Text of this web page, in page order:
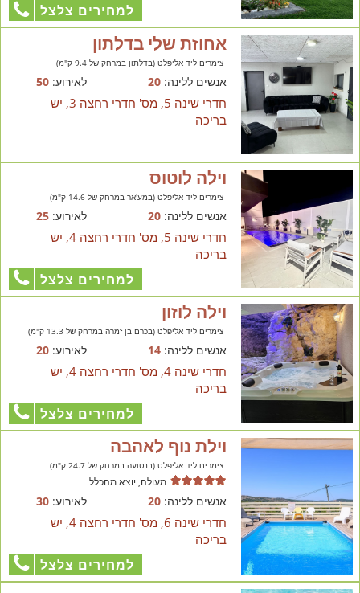
למחירים צלצל
אחוזת שלי בדלתון
צימרים ליד אליפלט (בדלתון במרחק של 9.4 ק"מ)
אנשים ללינה:20 לאירוע:50
חדרי שינה 5, מס' חדרי רחצה 3, יש
בריכה
וילה לוטוס
צימרים ליד אליפלט (במע'אר במרחק של 14.6 ק"מ)
אנשים ללינה:20 לאירוע:25
חדרי שינה 5, מס' חדרי רחצה 4, יש
בריכה
למחירים צלצל
וילה לוזון
צימרים ליד אליפלט (בכרם בן זמרה במרחק של 13.3 ק"מ)
אנשים ללינה:14 לאירוע:20
חדרי שינה 4, מס' חדרי רחצה 4, יש
בריכה
למחירים צלצל
וילת נוף לאהבה
צימרים ליד אליפלט (בנטועה במרחק של 24.7 ק"מ)
מעולה, יוצא מהכלל
אנשים ללינה:20 לאירוע:30
חדרי שינה 6, מס' חדרי רחצה 4, יש
בריכה
למחירים צלצל